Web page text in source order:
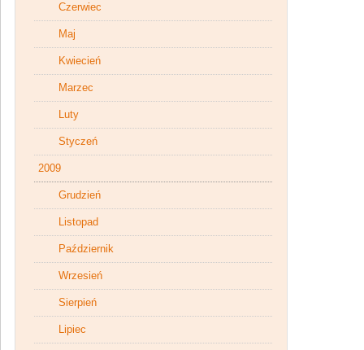
Czerwiec
Maj
Kwiecień
Marzec
Luty
Styczeń
2009
Grudzień
Listopad
Październik
Wrzesień
Sierpień
Lipiec